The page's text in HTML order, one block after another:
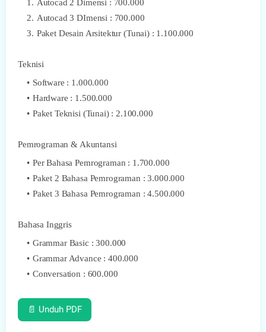
Autocad 2 Dimensi : 700.000
Autocad 3 DImensi : 700.000
Paket Desain Arsitektur (Tunai) : 1.100.000
Teknisi
Software : 1.000.000
Hardware : 1.500.000
Paket Teknisi (Tunai) : 2.100.000
Pemrograman & Akuntansi
Per Bahasa Pemrograman : 1.700.000
Paket 2 Bahasa Pemrograman : 3.000.000
Paket 3 Bahasa Pemrograman : 4.500.000
Bahasa Inggris
Grammar Basic : 300.000
Grammar Advance : 400.000
Conversation : 600.000
📄 Unduh PDF